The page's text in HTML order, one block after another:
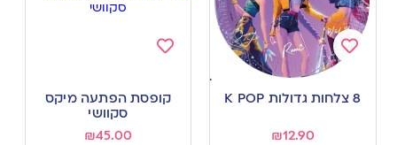
to
wishlist
8 צלחות גדולות K POP
₪12.90
to
wishlist
קופסת הפתעה מיקס
סקוושי
₪45.00